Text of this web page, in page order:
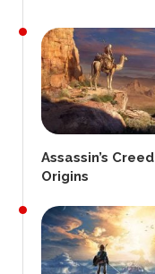
Assassin’s Creed
Origins